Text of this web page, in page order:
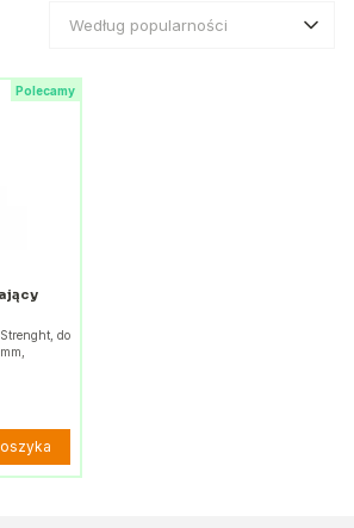
Według popularności
Polecamy
do